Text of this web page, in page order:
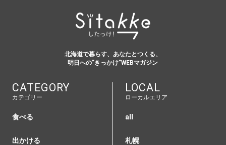
北海道で暮らす、あなたとつくる、
明日への”きっかけ”WEBマガジン
CATEGORY
カテゴリー
食べる
出かける
LOCAL
ローカルエリア
all
札幌